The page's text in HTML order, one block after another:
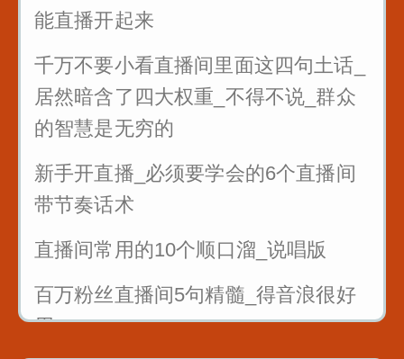
能直播开起来
千万不要小看直播间里面这四句土话_
居然暗含了四大权重_不得不说_群众
的智慧是无穷的
新手开直播_必须要学会的6个直播间
带节奏话术
直播间常用的10个顺口溜_说唱版
百万粉丝直播间5句精髓_得音浪很好
用